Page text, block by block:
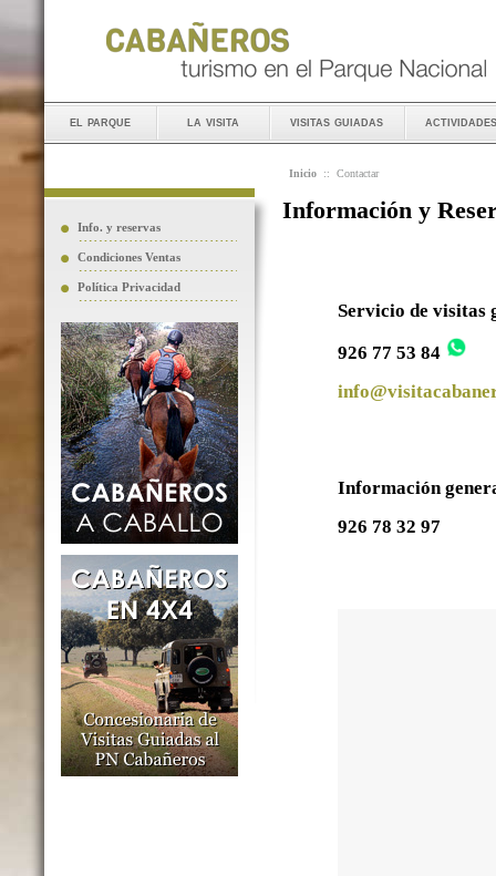
el parque la visita visitas guiadas actividades
Info. y reservas
Condiciones Ventas
Política Privacidad
Inicio :: Contactar
Información y
Servicio de visitas
926 77 53 84
Información
926 78 32 97